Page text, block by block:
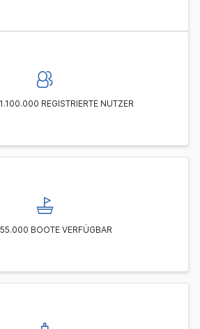
REGISTRIERTE NUTZER
BOOTE VERFÜGBAR